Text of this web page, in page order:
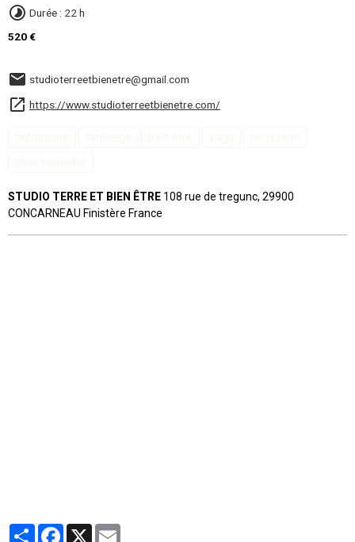
Durée : 22 h
520 €
studioterreetbienetre@gmail.com
https://www.studioterreetbienetre.com/
STUDIO TERRE ET BIEN ÊTRE 108 rue de tregunc, 29900
CONCARNEAU Finistère France
PartagerFacebook
X